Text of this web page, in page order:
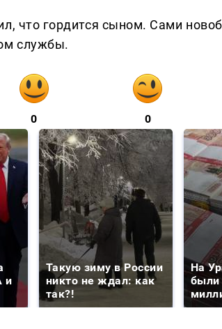
что гордится сыном. Сами
службы.
0 0
и
Такую зиму в России
никто не ждал: как
так?!
На
были